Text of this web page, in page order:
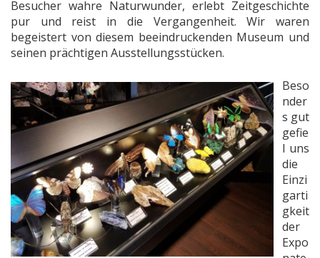
Besucher wahre Naturwunder, erlebt Zeitgeschichte
pur und reist in die Vergangenheit. Wir waren
begeistert von diesem beeindruckenden Museum und
seinen prächtigen Ausstellungsstücken.
Beso
nder
s gut
gefie
l uns
die
Einzi
garti
gkeit
der
Expo